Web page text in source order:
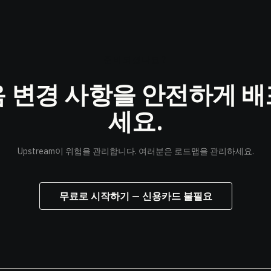
변경 사항을 안전하게
세요.
Upstream이 위험을 관리합니다. 여러분은 로드맵을 관리하세요.
무료로 시작하기 — 신용카드 불필요